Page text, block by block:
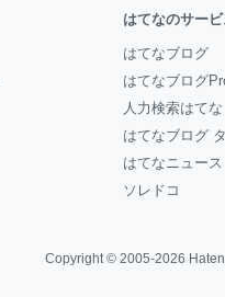
はてなのサービ
はてなブログ
はてなブログ
人力検索はてな
はてなブログ
はてなニュース
ソレドコ
Copyright © 2005-2026